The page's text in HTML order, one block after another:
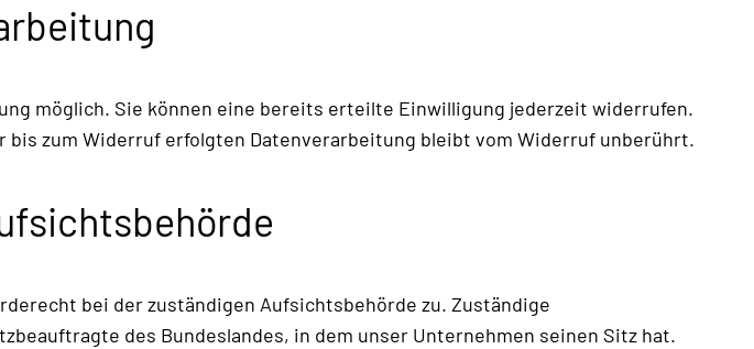
möglich. Sie können eine bereits erteilte Einwilligung jederzeit widerrufen.
zum Widerruf erfolgten Datenverarbeitung bleibt vom Widerruf unberührt.
bei der zuständigen Aufsichtsbehörde zu. Zuständige
des Bundeslandes, in dem unser Unternehmen seinen Sitz hat.